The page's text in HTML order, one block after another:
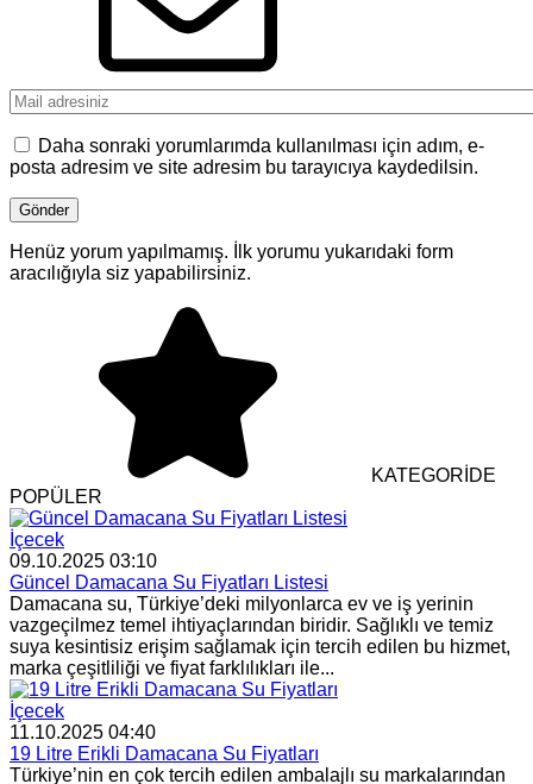
Daha sonraki yorumlarımda kullanılması için adım, e-
posta adresim ve site adresim bu tarayıcıya kaydedilsin.
Henüz yorum yapılmamış. İlk yorumu yukarıdaki form
aracılığıyla siz yapabilirsiniz.
KATEGORİDE
POPÜLER
İçecek
09.10.2025 03:10
Güncel Damacana Su Fiyatları Listesi
Damacana su, Türkiye’deki milyonlarca ev ve iş yerinin
vazgeçilmez temel ihtiyaçlarından biridir. Sağlıklı ve temiz
suya kesintisiz erişim sağlamak için tercih edilen bu hizmet,
marka çeşitliliği ve fiyat farklılıkları ile...
İçecek
11.10.2025 04:40
19 Litre Erikli Damacana Su Fiyatları
Türkiye’nin en çok tercih edilen ambalajlı su markalarından